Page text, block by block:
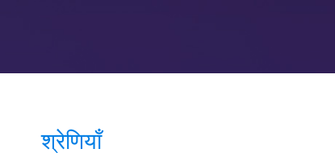
श्रेणियाँ